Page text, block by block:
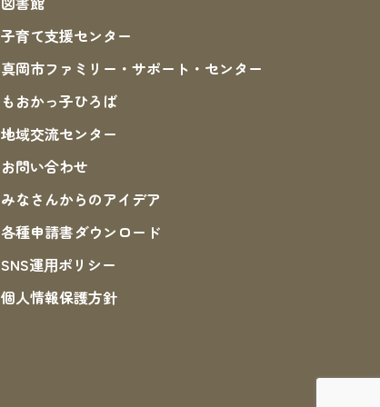
子育て支援センター
真岡市ファミリー・サポート・センター
もおかっ子ひろば
地域交流センター
お問い合わせ
みなさんからのアイデア
各種申請書ダウンロード
SNS運⽤ポリシー
個人情報保護方針